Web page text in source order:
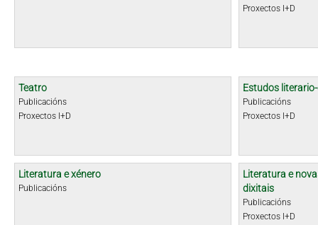
Proxectos I+D
Teatro
Publicacións
Proxectos I+D
Estudos
Publicacións
Proxectos I+D
Literatura e xénero
Publicacións
Literatura e
dixitais
Publicacións
Proxectos I+D